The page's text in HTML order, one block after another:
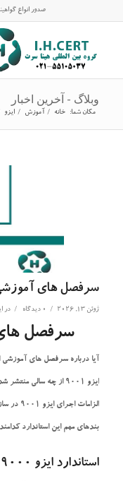
صدور انواع
وبلاگ - آخرین اخبار
مکان شما: خانه / آموزش / ایزو
سرفصل های آموزشی
ژوئن 13, 2026 / 0 دیدگاه / در
سرفصل
آیا درباره سرفصل های آموزشی ایزو 9001 ، اطلاعاتی
ایزو 9001 از چه سالی منتشر شده و اجرایی میگردد؟
الزامات اجرای ایزو 9001 در سازمان کدامند؟
بندهای مهم این استاندارد
استاندارد ایزو 9000 در چه سالی منتشر شد؟